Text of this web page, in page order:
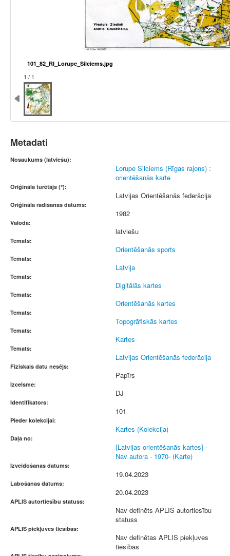
101_82_RI_Lorupe_Silciems.jpg
1 / 1
Metadati
Nosaukums (latviešu):
Lorupe Silciems (Rīgas rajons) :
orientēšanās karte
Oriģināla turētājs (*):
Latvijas Orientēšanās federācija
Oriģināla radīšanas datums:
1982
Valoda:
latviešu
Temats:
Orientēšanās sports
Temats:
Latvija
Temats:
Digitālās kartes
Temats:
Orientēšanās kartes
Temats:
Topogrāfiskās kartes
Temats:
Kartes
Temats:
Latvijas Orientēšanās federācija
Fiziskais datu nesējs:
Papīrs
Izcelsme:
DJ
Identifikators:
101
Pieder kolekcijai:
Kartes (Kolekcija)
Daļa no:
[Latvijas orientēšanās kartes] -
Nav autora - 1970- (Karte)
Izveidošanas datums:
19.04.2023
Labošanas datums:
20.04.2023
APLIS autortiesību statuss:
Nav definēts APLIS autortiesību
statuss
APLIS piekļuves tiesības:
Nav definētas APLIS piekļuves
tiesības